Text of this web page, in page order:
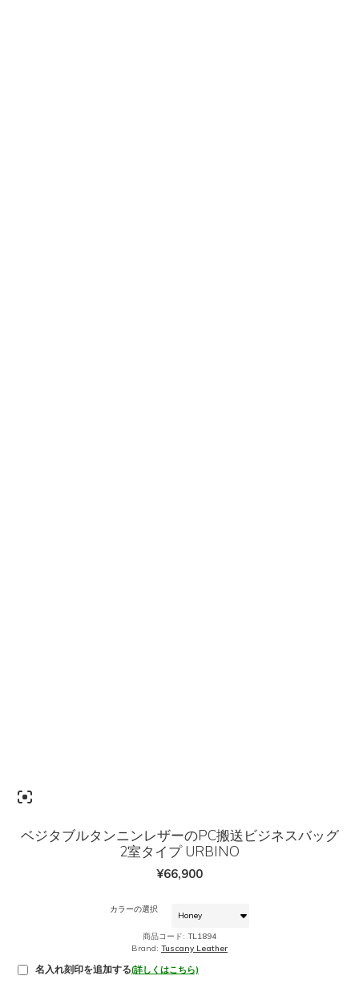
ベジタブルタンニンレザーのPC搬送ビジネスバッグ
2室タイプ URBINO
¥66,900
カラーの選択
商品コード: TL1894
Brand: Tuscany Leather
名入れ刻印を追加する(詳しくはこちら)